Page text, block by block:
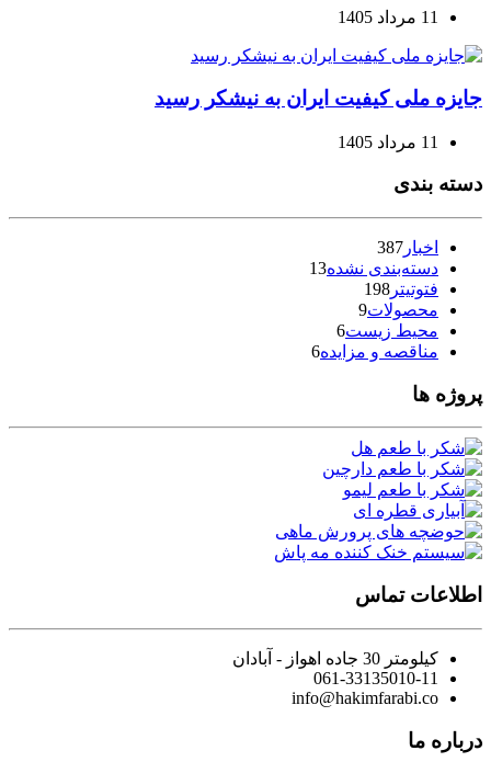
11 مرداد 1405
جایزه ملی کیفیت ایران به نیشکر رسید
11 مرداد 1405
دسته بندی
اخبار 387
دسته‌بندی نشده13
فتوتیتر 198
محصولات9
محیط زیست6
مناقصه و مزایده6
پروژه ها
اطلاعات تماس
کیلومتر 30 جاده اهواز - آبادان
061-33135010-11
info@hakimfarabi.co
درباره ما